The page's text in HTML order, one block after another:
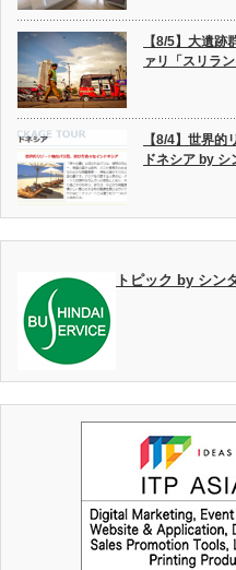
【8/5】大遺
ァリ「スリラ
【8/4】世界
ドネシア by シ
トピック by シ